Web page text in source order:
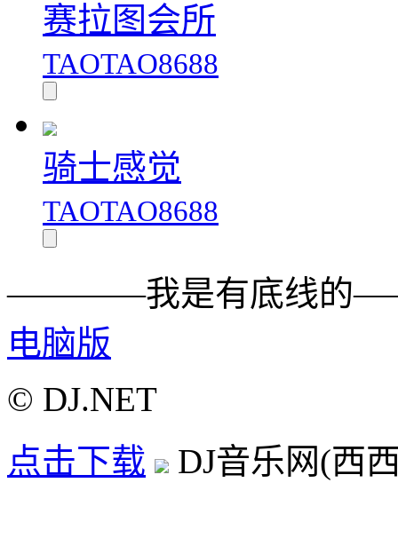
赛拉图会所
TAOTAO8688
骑士感觉
TAOTAO8688
————我是有底线
电脑版
© DJ.NET
点击下载
DJ音乐网(西